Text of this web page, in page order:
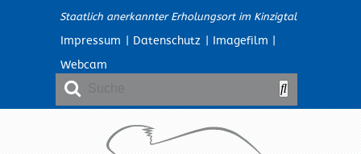
Staatlich anerkannter Erholungsort im Kinzigtal
Impressum | Datenschutz | Imagefilm |
Webcam